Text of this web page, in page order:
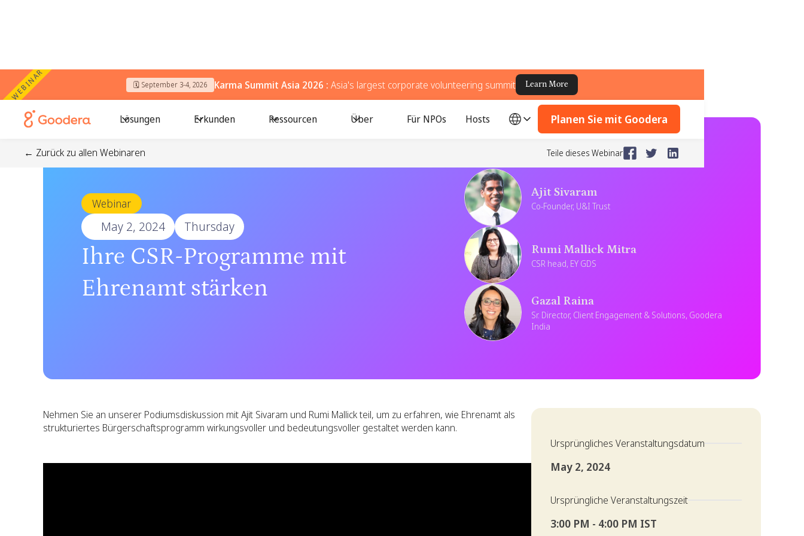
WEBINAR 🗓️ September 3-4, 2026 Karma Summit Asia 2026 : Asia's largest corporate volunteering summit Learn More
Lösungen Erkunden Ressourcen Über Für NPOs Hosts Planen Sie mit Goodera
← Zurück zu allen Webinaren Teile dieses Webinar
Webinar
May 2, 2024 Thursday
Ihre CSR-Programme mit
Ehrenamt stärken
Ajit Sivaram
Co-Founder, U&I Trust
Rumi Mallick Mitra
CSR head, EY GDS
Gazal Raina
Sr. Director, Client Engagement & Solutions, Goodera
India
Nehmen Sie an unserer Podiumsdiskussion mit Ajit Sivaram und Rumi Mallick teil, um zu erfahren, wie Ehrenamt als
strukturiertes Bürgerschaftsprogramm wirkungsvoller und bedeutungsvoller gestaltet werden kann.
Ursprüngliches Veranstaltungsdatum
May 2, 2024
Ursprüngliche Veranstaltungszeit
3:00 PM - 4:00 PM IST